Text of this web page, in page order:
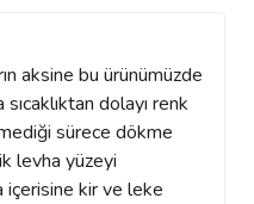
aksine bu ürünümüzde
dolayı renk
sürece dökme
levha yüzeyi
kir ve leke